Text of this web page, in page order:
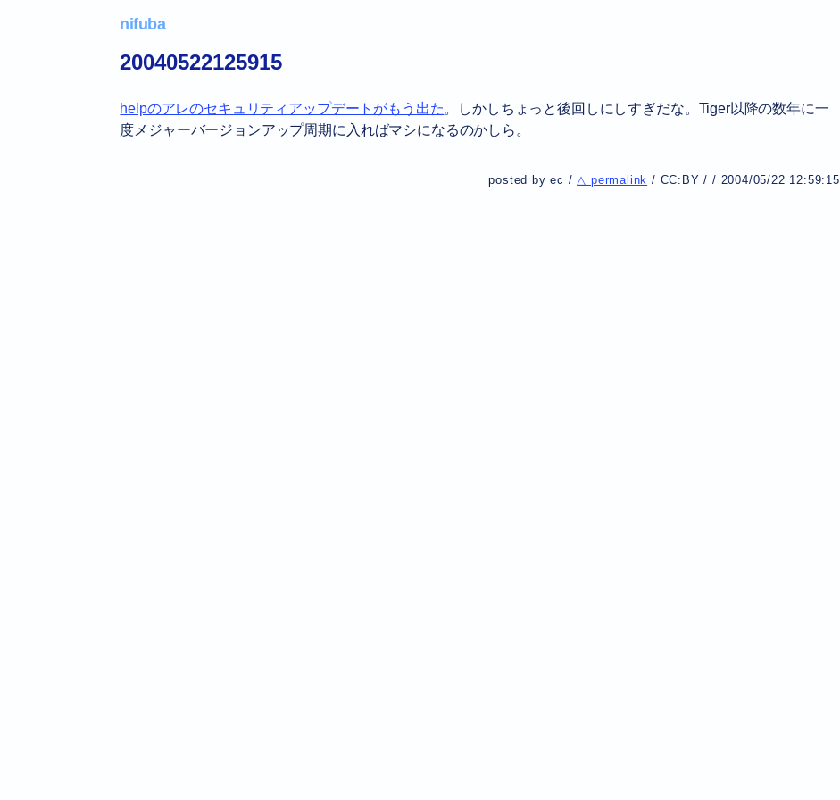
nifuba
20040522125915
helpのアレのセキュリティアップデートがもう出た。しかしちょっと後回しにしすぎだな。Tiger以降の数年に一
度メジャーバージョンアップ周期に入ればマシになるのかしら。
posted by ec / △ permalink / CC:BY / / 2004/05/22 12:59:15